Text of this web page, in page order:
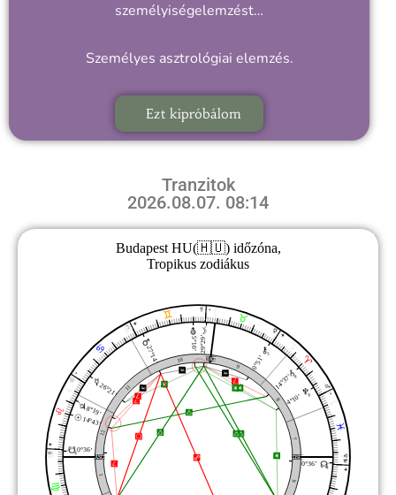
személyiségelemzést…
Személyes asztrológiai elemzés.
Ezt kipróbálom
Tranzitok
2026.08.07. 08:14